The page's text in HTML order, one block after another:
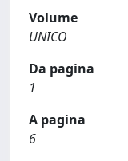
Volume
UNICO
Da pagina
1
A pagina
6